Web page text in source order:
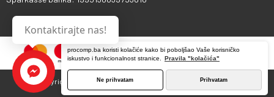
procomp.ba koristi kolačiće kako bi poboljšao Vaše korisničko
iskustvo i funkcionalnost stranice.
Pravila "kolačića"
Ne prihvatam Prihvatam
Copyright © 2013 - 2026 ProComp d.o.o. Sva prava pridržana.
Kontaktirajte nas!